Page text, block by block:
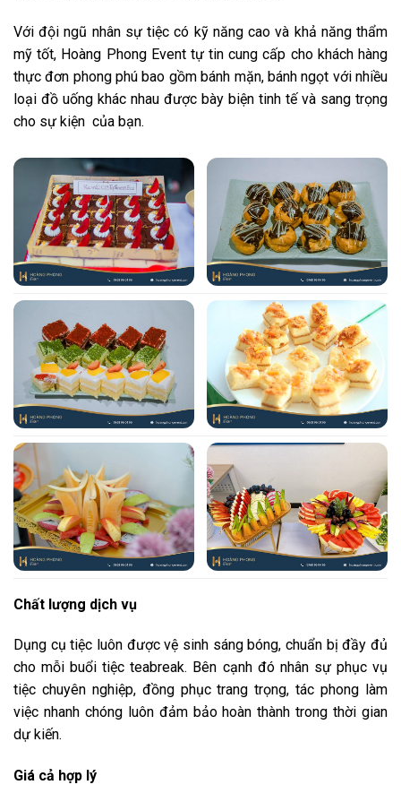
Với đội ngũ nhân sự tiệc có kỹ năng cao và khả năng thẩm
mỹ tốt, Hoàng Phong Event tự tin cung cấp cho khách hàng
thực đơn phong phú bao gồm bánh mặn, bánh ngọt với nhiều
loại đồ uống khác nhau được bày biện tinh tế và sang trọng
cho sự kiện của bạn.
Chất lượng dịch vụ
Dụng cụ tiệc luôn được vệ sinh sáng bóng, chuẩn bị đầy đủ
cho mỗi buổi tiệc teabreak. Bên cạnh đó nhân sự phục vụ
tiệc chuyên nghiệp, đồng phục trang trọng, tác phong làm
việc nhanh chóng luôn đảm bảo hoàn thành trong thời gian
dự kiến.
Giá cả hợp lý